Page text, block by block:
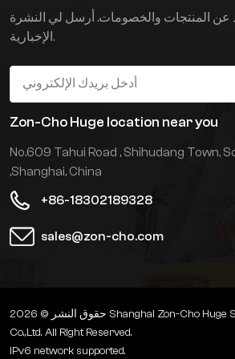
بفعالية. يتطلب تصميم
شوكة المقص ممرات
أصغر، مما يزيد من سعة
التخزين بشكل فعال.
وبفضل صناعة التخزين
عالية الكثافة، يمكن توفير
خيارات تخصيص غير
المقاوم للانفجار والتخزين
البارد، وفقًا لاحتياجات
أكثر
شوكة
كما
مخصصة
عن المنتجات والخصومات. أرسل لي النشرة
الإخبارية.
Zon-Cho Huge location near you
No.609 Tahui Road , Shihudang Town,
,Shanghai, China
+86-18302189328
sales@zon-cho.com
حقوق النشر © 2026 Shanghai Zon-Cho Huge Science and Technology
Co.,Ltd. All Right Reserved.
IPv6 network supported.